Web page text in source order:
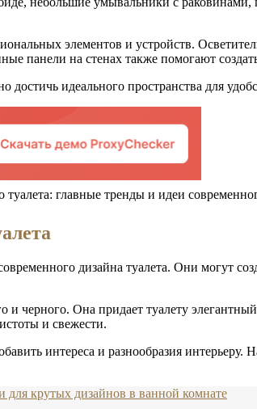
элементов и устройств.
панели на стенах также помогают
идеального пространства для
дизайна туалета. Они могут
черного. Она придает туалету
и свежести.
интереса и разнообразия
для крутых дизайнов в ванной комнате